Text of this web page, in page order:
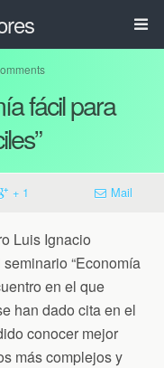
fácil para
+ 1 Mail
Luis Ignacio
“Economía
en el que
han dado cita en el
conocer mejor
más complejos y